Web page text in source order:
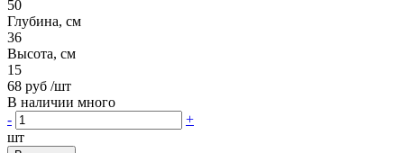
50
Глубина, см
36
Высота, см
15
68 руб /шт
В наличии много
-
+
шт